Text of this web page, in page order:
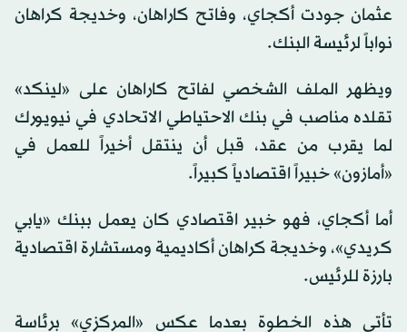
عثمان جودت أكجاي، وفاتح كاراهان، وخديجة كراهان
نواباً لرئيسة البنك.
ويظهر الملف الشخصي لفاتح كاراهان على «لينكد»
تقلده مناصب في بنك الاحتياطي الاتحادي في نيويورك
لما يقرب من عقد، قبل أن ينتقل أخيراً للعمل في
«أمازون» خبيراً اقتصادياً كبيراً.
أما أكجاي، فهو خبير اقتصادي كان يعمل ببنك «يابي
كريدي»، وخديجة كراهان أكاديمية ومستشارة اقتصادية
بارزة للرئيس.
تأتي هذه الخطوة بعدما عكس «المركزي» برئاسة